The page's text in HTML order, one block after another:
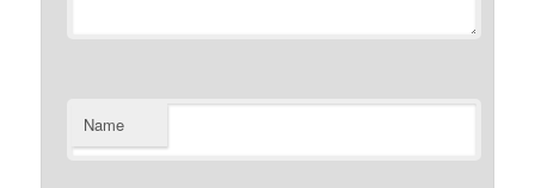
Name